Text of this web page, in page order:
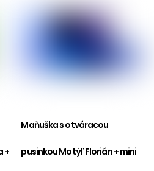
+
Maňuška s otváracou
pusinkou Motýľ Florián + mini